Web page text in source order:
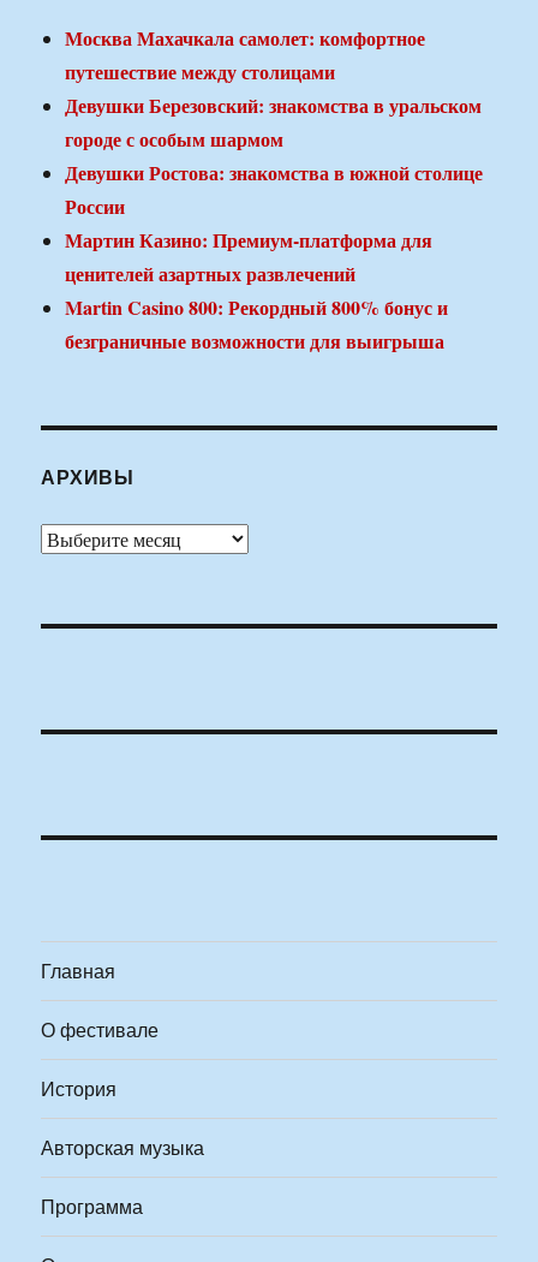
Москва Махачкала самолет: комфортное
путешествие между столицами
Девушки Березовский: знакомства в уральском
городе с особым шармом
Девушки Ростова: знакомства в южной столице
России
Мартин Казино: Премиум-платформа для
ценителей азартных развлечений
Martin Casino 800: Рекордный 800% бонус и
безграничные возможности для выигрыша
АРХИВЫ
Архивы
Главная
О фестивале
История
Авторская музыка
Программа